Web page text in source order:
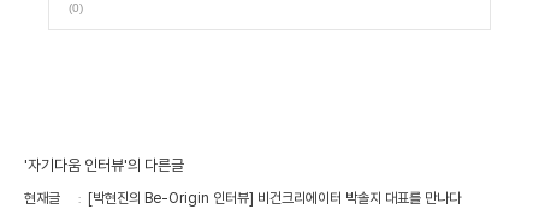
(0)
'자기다움 인터뷰'의 다른글
현재글 [박현진의 Be-Origin 인터뷰] 비건크리에이터 박솔지 대표를 만나다